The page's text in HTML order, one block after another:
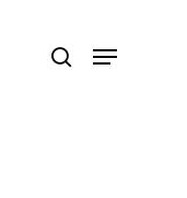
search
Menu